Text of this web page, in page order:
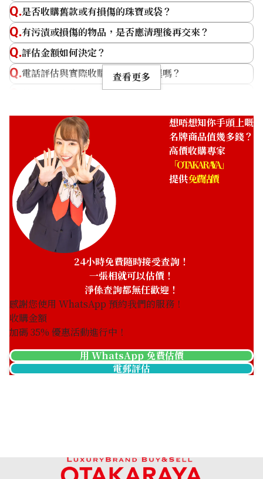
HKD 11,102.37
Tiffany Paloma Picasso Loving Heart Large Silver
參考回收價
HKD 248.93
內層污漬
手袋內層出現墨水污漬。
原皮污漬
因經年老化而出現變色的狀
是否收購舊款或有損傷的珠寶或袋？
有污漬或損傷的物品，是否應清理後再交來？
評估金額如何決定？
電話評估與實際收購價格會有差異嗎？
猶豫是否出售，能否只做評估？
單件物品也能評估嗎？
為什麼名牌商品的價格較為穩定且高價？
名牌商品通常能賣多高價？
名牌商品的最佳出售時機是什麼時候？
查看更多
想唔想知你手頭上嘅
名牌商品值幾多錢？
高價收購專家
「OTAKARAYA」
提供免費估價
24小時免費隨時接受查詢！
一張相就可以估價！
淨係查詢都無任歡迎！
感謝您使用 WhatsApp 預約我們的服務！
收購金額
加碼35% 優惠活動進行中！
用 WhatsApp 免費估價
電郵評估